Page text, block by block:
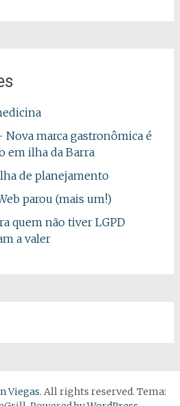
marca gastronômica é
em ilha da Barra
de planejamento
parou (mais um!)
quem não tiver LGPD
a valer
Viegas. All rights reserved. Tema: